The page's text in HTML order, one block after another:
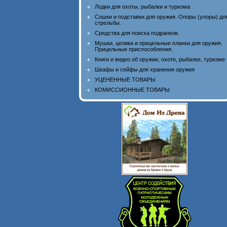
Лодки для охоты, рыбалки и туризма
Сошки и подставки для оружия. Опоры (упоры)
стрельбы.
Средства для поиска подранков.
Мушки, целики и прицельные планки для оружия.
Прицельные приспособления.
Книги и видео об оружии, охоте, рыбалке, туризме
Шкафы и сейфы для хранения оружия
УЦЕНЕННЫЕ ТОВАРЫ
КОМИССИОННЫЕ ТОВАРЫ